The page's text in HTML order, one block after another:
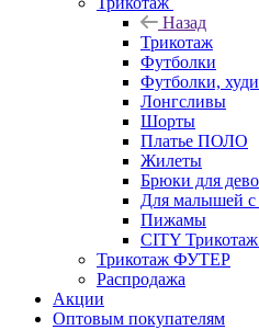
Назад
Трикотаж
Футболки
Футболки,
Лонгсливы
Шорты
Платье ПОЛО
Жилеты
Брюки для
Для малышей с
Пижамы
CITY Трикотаж
Трикотаж ФУТЕР
Распродажа
Акции
Оптовым покупателям